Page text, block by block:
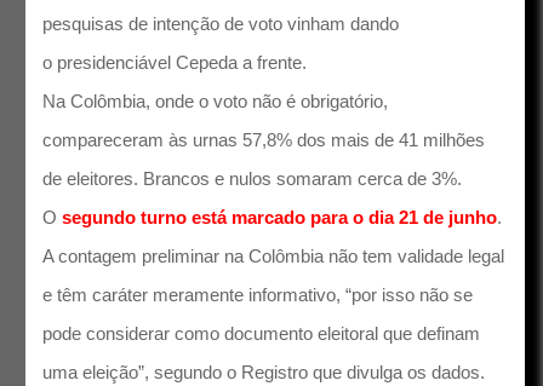
pesquisas de intenção de voto vinham dando
o presidenciável Cepeda a frente.
Na Colômbia, onde o voto não é obrigatório,
compareceram às urnas 57,8% dos mais de 41 milhões
de eleitores. Brancos e nulos somaram cerca de 3%.
Osegundo turno está marcado para o dia 21 de junho.
A contagem preliminar na Colômbia não tem validade legal
e têm caráter meramente informativo, “por isso não se
pode considerar como documento eleitoral que definam
uma eleição”, segundo o Registro que divulga os dados.